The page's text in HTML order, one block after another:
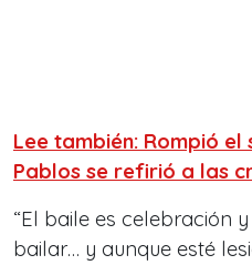
Lee también: Rompió el
Pablos se refirió a las
“El baile es celebración
bailar… y aunque esté